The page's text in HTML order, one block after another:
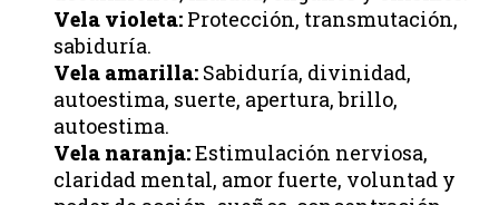
Vela violeta: Protección, transmutación,
sabiduría.
Vela amarilla: Sabiduría, divinidad,
autoestima, suerte, apertura, brillo,
autoestima.
Vela naranja:Estimulación nerviosa,
claridad mental, amor fuerte, voluntad y